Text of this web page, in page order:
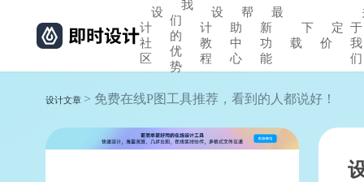
设
计
社
区
我
们
的
优
势
设
计
教
程
帮
助
中
心
最
新
功
能
下
载
定
价
于
我
们
设计文章 > 免费在线P图工具推荐，看到的人都说好！